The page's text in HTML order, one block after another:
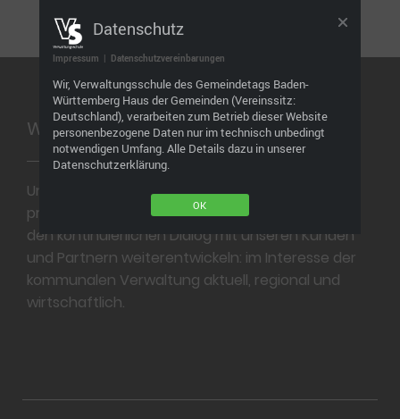
Wir bilden aus. Wir bilden weiter.
Unser Ziel ist ein professionelles und
praxisgerechtes Bildungsangebot, das wir durch
den kontinuierlichen Dialog mit unseren Kunden
und Partnern weiterentwickeln: im Interesse der
kommunalen Verwaltung aktuell, regional und
wirtschaftlich.
Datenschutz
Impressum | Datenschutzvereinbarungen
Wir, Verwaltungsschule des Gemeindetags Baden-
Württemberg Haus der Gemeinden (Vereinssitz:
Deutschland), verarbeiten zum Betrieb dieser Website
personenbezogene Daten nur im technisch unbedingt
notwendigen Umfang. Alle Details dazu in unserer
Datenschutzerklärung.
OK